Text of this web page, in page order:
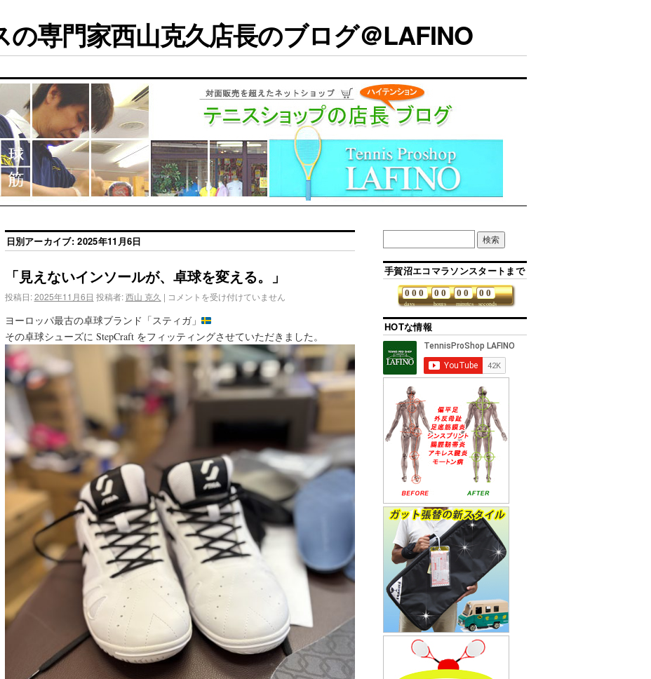
の専門家西山克久店長のブログ＠LAFINO
日別アーカイブ:2025年11月6日
「見えないインソールが、卓球を変える。」
投稿日: 2025年11月6日 投稿者: 西山 克久 | コメントを受け付けていません
ヨーロッパ最古の卓球ブランド「スティガ」
その卓球シューズに StepCraft をフィッティングさせていただきました。
手賀沼エコマラソンスタートまで
days
0 0 0
hours
0 0
minutes
0 0
seconds
0 0
HOTな情報